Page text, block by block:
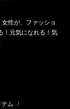
性が、ファッショ
！元気になれる！気
ム /